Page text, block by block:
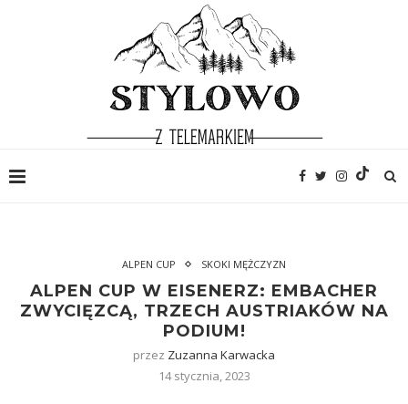
ALPEN CUP SKOKI MĘŻCZYZN
ALPEN CUP W EISENERZ: EMBACHER
ZWYCIĘZCĄ, TRZECH AUSTRIAKÓW NA
PODIUM!
przez Zuzanna Karwacka
14 stycznia, 2023